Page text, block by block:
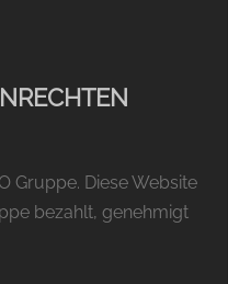
Gruppe. Diese Website
bezahlt, genehmigt